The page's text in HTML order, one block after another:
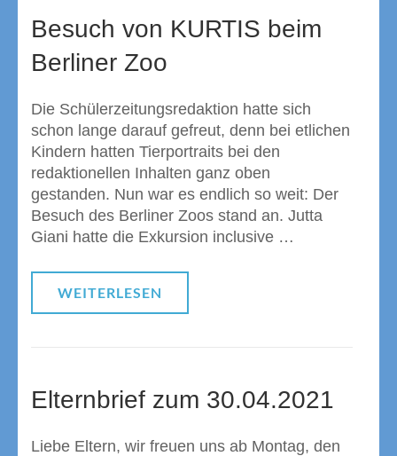
Besuch von KURTIS beim
Berliner Zoo
Die Schülerzeitungsredaktion hatte sich
schon lange darauf gefreut, denn bei etlichen
Kindern hatten Tierportraits bei den
redaktionellen Inhalten ganz oben
gestanden. Nun war es endlich so weit: Der
Besuch des Berliner Zoos stand an. Jutta
Giani hatte die Exkursion inclusive …
WEITERLESEN
Elternbrief zum 30.04.2021
Liebe Eltern, wir freuen uns ab Montag, den